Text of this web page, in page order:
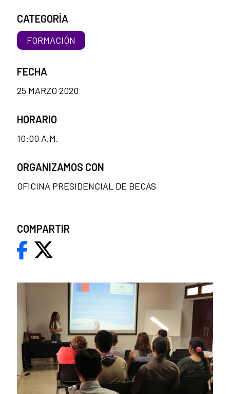
CATEGORÍA
FORMACIÓN
FECHA
25 MARZO 2020
HORARIO
10:00 A.M.
ORGANIZAMOS CON
OFICINA PRESIDENCIAL DE BECAS
COMPARTIR